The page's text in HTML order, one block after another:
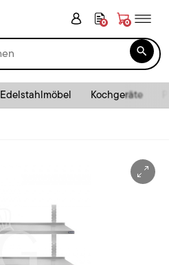
0 0

Edelstahlmöbel Kochgeräte